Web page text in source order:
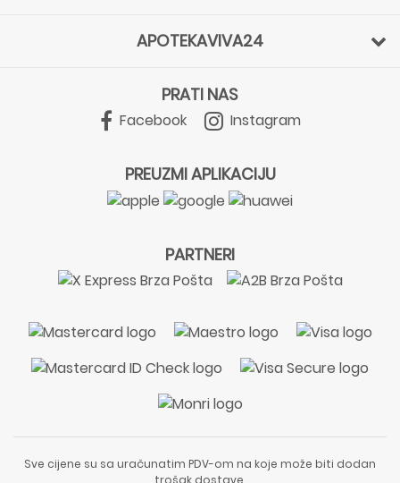
APOTEKAVIVA24
PRATI NAS
Facebook Instagram
PREUZMI APLIKACIJU
PARTNERI
Sve cijene su sa uračunatim PDV-om na koje može biti dodan